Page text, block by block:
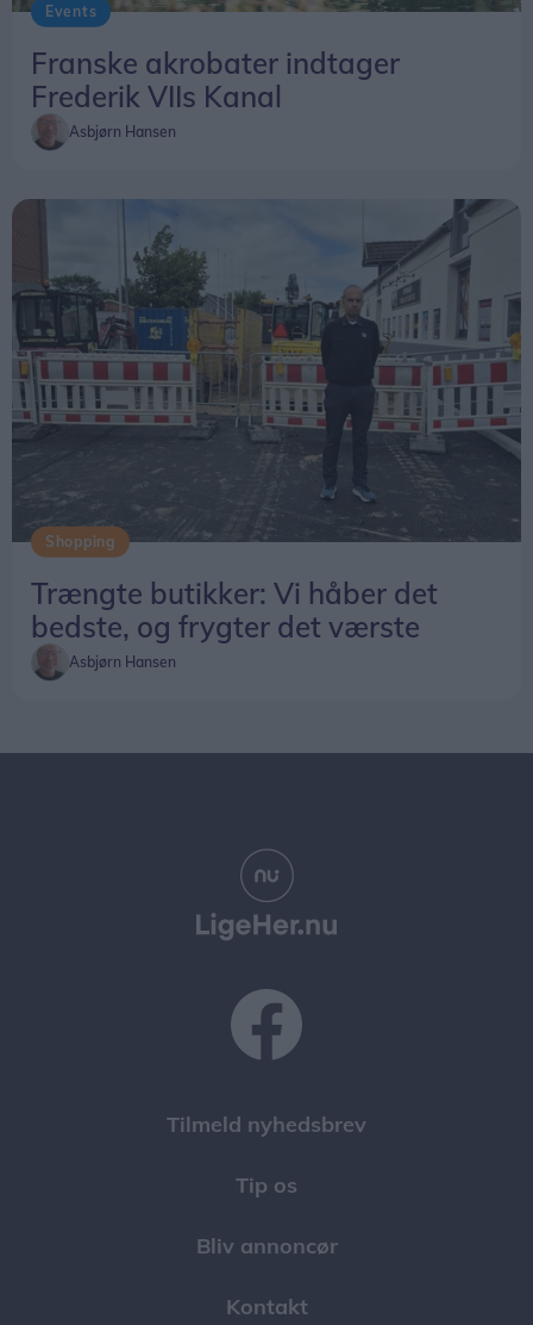
Events
Franske akrobater indtager
Frederik VIIs Kanal
Asbjørn Hansen
Shopping
Trængte butikker: Vi håber det
bedste, og frygter det værste
Asbjørn Hansen
Tilmeld nyhedsbrev
Tip os
Bliv annoncør
Kontakt